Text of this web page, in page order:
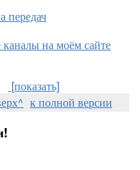
передач
на моём сайте
[показать]
к полной версии